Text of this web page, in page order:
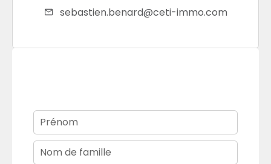
sebastien.benard@ceti-immo.com